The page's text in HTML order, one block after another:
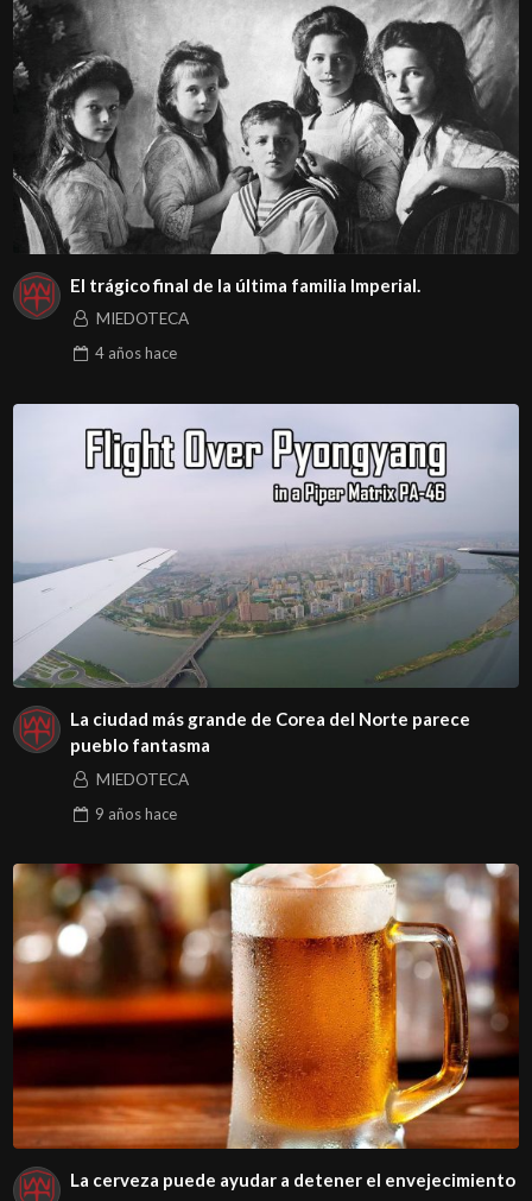
El trágico final de la última familia Imperial.
MIEDOTECA
4 añoshace
La ciudad más grande de Corea del Norte parece
pueblo fantasma
MIEDOTECA
9 añoshace
La cerveza puede ayudar a detener el envejecimiento